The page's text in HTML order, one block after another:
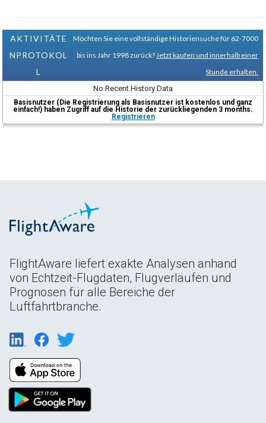
AKTIVITÄTE
NPROTOKOL
L
Möchten Sie eine vollständige Historiensuche für 62-7000
bis ins Jahr 1998 zurück? Jetzt kaufen und innerhalb einer
Stunde erhalten.
No Recent History Data
Basisnutzer (Die Registrierung als Basisnutzer ist kostenlos und ganz
einfach!) haben Zugriff auf die Historie der zurückliegenden 3 months.
Registrieren
FlightAware liefert exakte Analysen anhand
von Echtzeit-Flugdaten, Flugverläufen und
Prognosen für alle Bereiche der
Luftfahrtbranche.